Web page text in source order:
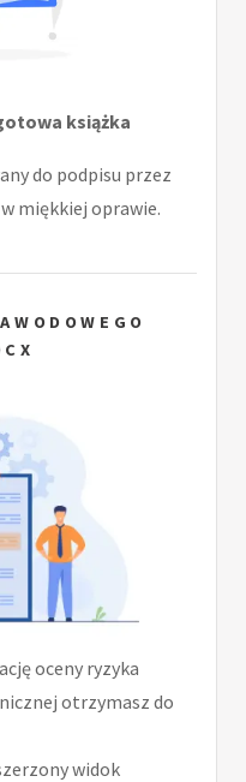
książka
do podpisu przez
miękkiej oprawie.
oceny ryzyka
otrzymasz do
widok